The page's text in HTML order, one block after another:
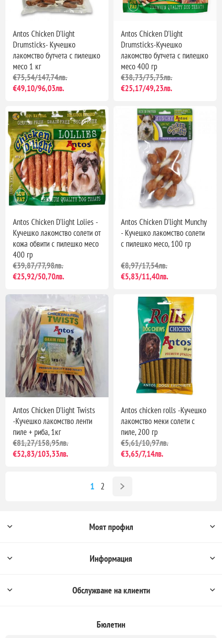
Antos Chicken D'light
Drumsticks- Кучешко
лакомство бутчета с пилешко
месо 1 кг
€75,54/147,74лв.
€49,10/96,03лв.
Antos Chicken D'light
Drumsticks-Кучешко
лакомство бутчета с пилешко
месо 400 гр
€38,73/75,75лв.
€25,17/49,23лв.
Antos Chicken D'light Lolies -
Кучешко лакомство солети от
кожа обвити с пилешко месо
400 гр
€39,87/77,98лв.
€25,92/50,70лв.
Antos Chicken D'light Munchy
- Кучешко лакомство солети
с пилешко месо, 100 гр
€8,97/17,54лв.
€5,83/11,40лв.
Antos Chicken D'light Twists
-Кучешко лакомство ленти
пиле + риба, 1кг
€81,27/158,95лв.
€52,83/103,33лв.
Antos chicken rolls -Кучешко
лакомство меки солети с
пиле, 200 гр
€5,61/10,97лв.
€3,65/7,14лв.
1 2
Моят профил
Информация
Обслужване на клиенти
Бюлетин